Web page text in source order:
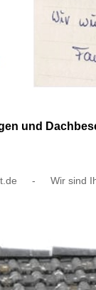
und
- Wir sind